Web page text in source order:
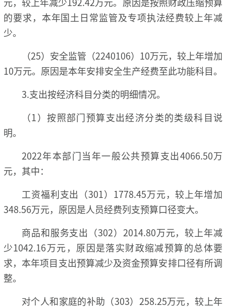
的要求，本年国土日常监管及专项执法经费较上年减
少。
（25）安全监管（2240106）10万元，较上年增加
10万元。原因是本年安排安全生产经费至此功能科目。
3.支出按经济科目分类的明细情况。
（1）按照部门预算支出经济分类的类级科目说
明。
2022年本部门当年一般公共预算支出4066.50万
元，其中：
工资福利支出（301）1778.45万元，较上年增加
348.56万元，原因是人员经费列支预算口径变大。
商品和服务支出（302）2014.80万元，较上年减
少1042.16万元，原因是落实财政缩减预算的总体要
求，本年项目支出预算减少及资金预算安排口径有所调
整。
对个人和家庭的补助（303）258.25万元，较上年